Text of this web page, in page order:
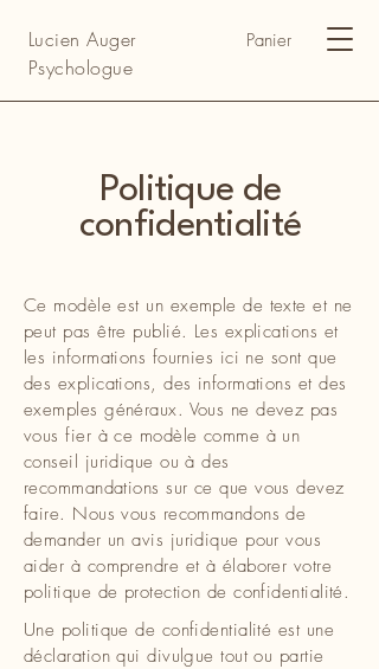
Lucien Auger
Psychologue
Panier
Politique de
confidentialité
Ce modèle est un exemple de texte et ne
peut pas être publié. Les explications et
les informations fournies ici ne sont que
des explications, des informations et des
exemples généraux. Vous ne devez pas
vous fier à ce modèle comme à un
conseil juridique ou à des
recommandations sur ce que vous devez
faire. Nous vous recommandons de
demander un avis juridique pour vous
aider à comprendre et à élaborer votre
politique de protection de confidentialité.
Une politique de confidentialité est une
déclaration qui divulgue tout ou partie